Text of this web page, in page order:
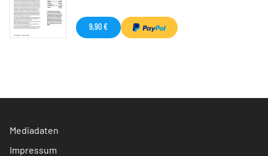
9,90 €
Mediadaten
Impressum